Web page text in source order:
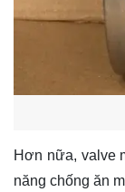
Hơn nữa, valve
năng chống ăn